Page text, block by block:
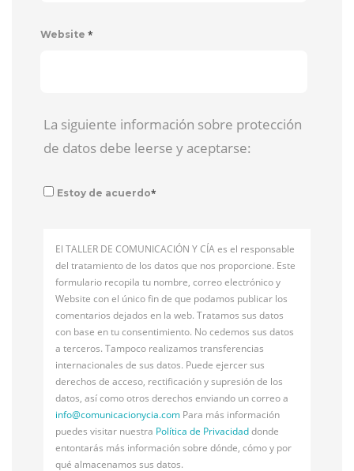
Website *
La siguiente información sobre protección
de datos debe leerse y aceptarse:
Estoy de acuerdo*
El TALLER DE COMUNICACIÓN Y CÍA es el responsable
del tratamiento de los datos que nos proporcione. Este
formulario recopila tu nombre, correo electrónico y
Website con el único fin de que podamos publicar los
comentarios dejados en la web. Tratamos sus datos
con base en tu consentimiento. No cedemos sus datos
a terceros. Tampoco realizamos transferencias
internacionales de sus datos. Puede ejercer sus
derechos de acceso, rectificación y supresión de los
datos, así como otros derechos enviando un correo a
info@comunicacionycia.com Para más información
puedes visitar nuestra Política de Privacidaddonde
entontarás más información sobre dónde, cómo y por
qué almacenamos sus datos.